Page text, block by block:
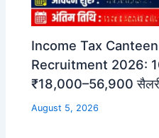
Income Tax
Recruitment 2026:
₹18,000–56,900
August 5, 2026